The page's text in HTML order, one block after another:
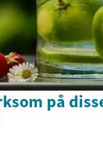
på